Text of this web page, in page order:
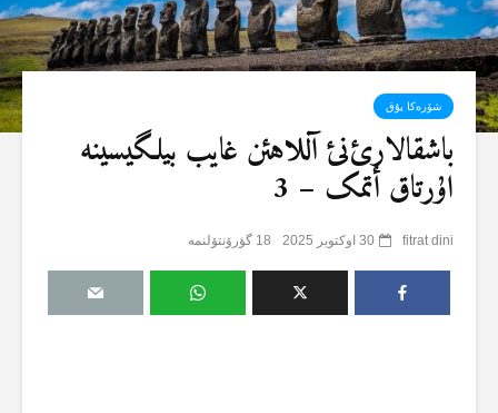
شۆرەکا یۇق
باشقالارئ‌نئ آللاهئن غایب بیلگیسینە
اۇرتاق أتمک – 3
fitrat dini 30 اوکتوبر 2025 18 گؤرۆنتۆلنمە